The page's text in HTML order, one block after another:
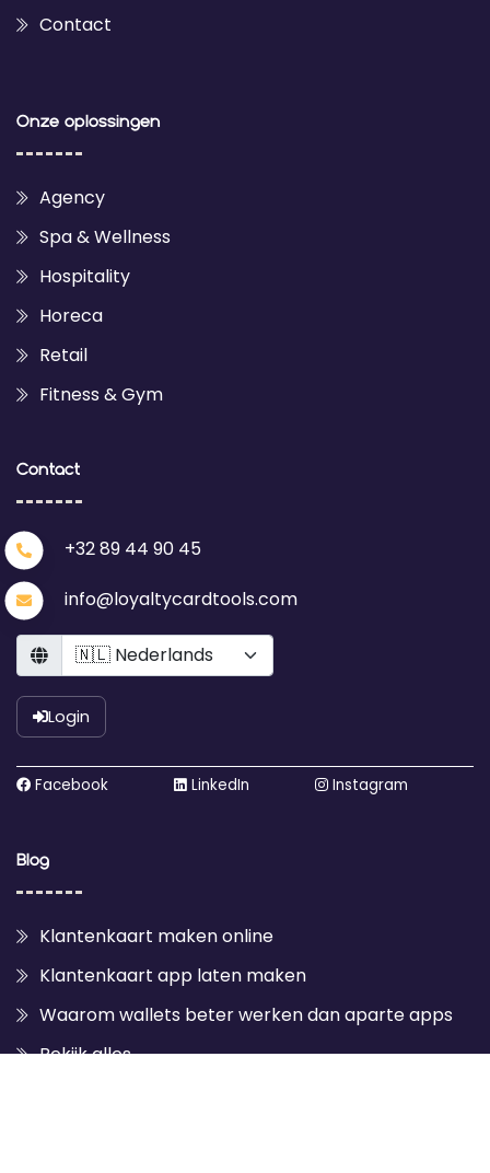
Contact
Onze oplossingen
Agency
Spa & Wellness
Hospitality
Horeca
Retail
Fitness & Gym
Contact
+32 89 44 90 45
info@loyaltycardtools.com
Language
Login
Facebook LinkedIn Instagram
Blog
Klantenkaart maken online
Klantenkaart app laten maken
Waarom wallets beter werken dan aparte apps
Bekijk alles